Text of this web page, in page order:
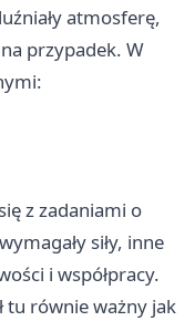
atmosferę,
przypadek. W
z zadaniami o
siły, inne
i współpracy.
tu równie ważny jak